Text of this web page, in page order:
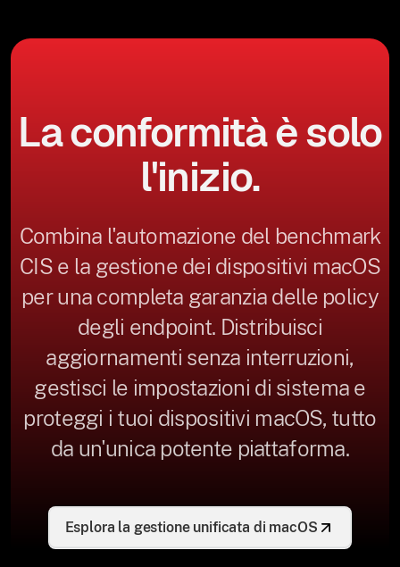
La conformità è solo
l'inizio.
Combina l'automazione del benchmark
CIS e la gestione dei dispositivi macOS
per una completa garanzia delle policy
degli endpoint. Distribuisci
aggiornamenti senza interruzioni,
gestisci le impostazioni di sistema e
proteggi i tuoi dispositivi macOS, tutto
da un'unica potente piattaforma.
Esplora la gestione unificata di macOS